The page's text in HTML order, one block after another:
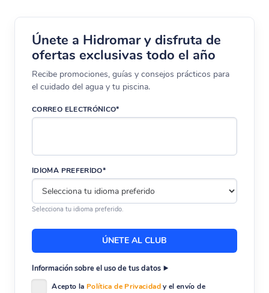
Únete a Hidromar y disfruta de
ofertas exclusivas todo el año
Recibe promociones, guías y consejos prácticos para
el cuidado del agua y tu piscina.
CORREO ELECTRÓNICO*
IDIOMA PREFERIDO*
Selecciona tu idioma preferido.
Información sobre el uso de tus datos
Acepto la Política de Privacidady el envío de